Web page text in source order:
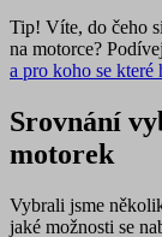
Tip! Víte, do čeho
na motorce?
a pro koho se které
Srovnání
motorek
Vybrali jsme
jaké možnosti se